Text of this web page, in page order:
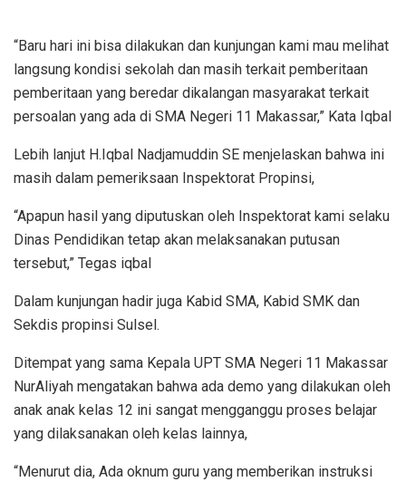
“Baru hari ini bisa dilakukan dan kunjungan kami mau melihat
langsung kondisi sekolah dan masih terkait pemberitaan
pemberitaan yang beredar dikalangan masyarakat terkait
persoalan yang ada di SMA Negeri 11 Makassar,” Kata Iqbal
Lebih lanjut H.Iqbal Nadjamuddin SE menjelaskan bahwa ini
masih dalam pemeriksaan Inspektorat Propinsi,
“Apapun hasil yang diputuskan oleh Inspektorat kami selaku
Dinas Pendidikan tetap akan melaksanakan putusan
tersebut,” Tegas iqbal
Dalam kunjungan hadir juga Kabid SMA, Kabid SMK dan
Sekdis propinsi Sulsel.
Ditempat yang sama Kepala UPT SMA Negeri 11 Makassar
NurAliyah mengatakan bahwa ada demo yang dilakukan oleh
anak anak kelas 12 ini sangat mengganggu proses belajar
yang dilaksanakan oleh kelas lainnya,
“Menurut dia, Ada oknum guru yang memberikan instruksi